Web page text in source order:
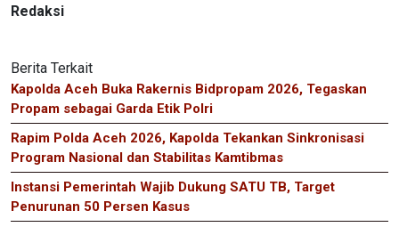
Redaksi
Berita Terkait
Kapolda Aceh Buka Rakernis Bidpropam 2026, Tegaskan
Propam sebagai Garda Etik Polri
Rapim Polda Aceh 2026, Kapolda Tekankan Sinkronisasi
Program Nasional dan Stabilitas Kamtibmas
Instansi Pemerintah Wajib Dukung SATU TB, Target
Penurunan 50 Persen Kasus